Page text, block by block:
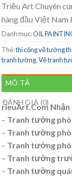
Triều Art Chuyên
hàng đầu Việt
Danh mục:OIL
Thẻ:thi công vẽ tường
tranh tường,Vẽ tranh
MÔ TẢ
ĐÁNH GIÁ (0)
rieuArt.Com
– Tranh tường
– Tranh tường
– Tranh tường
– Tranh tường
– Tranh tường